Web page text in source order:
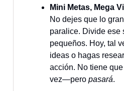
Mini Metas, Mega
No dejes que lo
paralice. Divide ese
pequeños. Hoy, tal
ideas o hagas
acción. No tiene
vez—pero pasará.